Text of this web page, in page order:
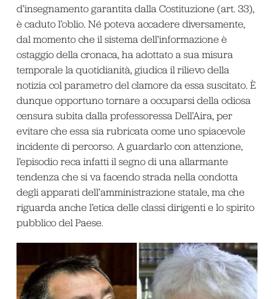
d’insegnamento garantita dalla Costituzione (art. 33),
è caduto l’oblio. Né poteva accadere diversamente,
dal momento che il sistema dell’informazione è
ostaggio della cronaca, ha adottato a sua misura
temporale la quotidianità, giudica il rilievo della
notizia col parametro del clamore da essa suscitato. È
dunque opportuno tornare a occuparsi della odiosa
censura subita dalla professoressa Dell’Aira, per
evitare che essa sia rubricata come uno spiacevole
incidente di percorso. A guardarlo con attenzione,
l’episodio reca infatti il segno di una allarmante
tendenza che si va facendo strada nella condotta
degli apparati dell’amministrazione statale, ma che
riguarda anche l’etica delle classi dirigenti e lo spirito
pubblico del Paese.